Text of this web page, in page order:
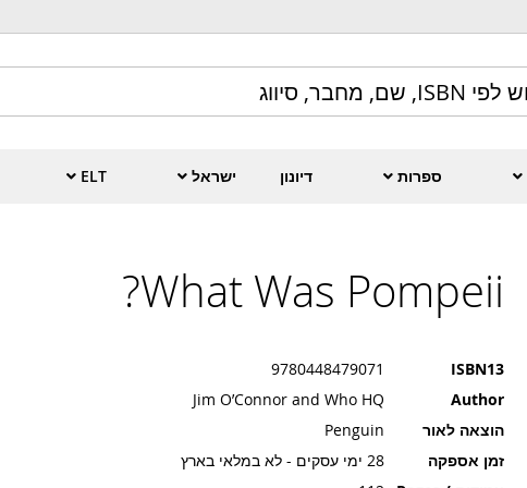
ספרות דיונון ישראל ELT
What Was Pompeii?
ISBN13
9780448479071
Author
Jim O’Connor and Who HQ
הוצאה לאור
Penguin
זמן אספקה
28 ימי עסקים - לא במלאי בארץ